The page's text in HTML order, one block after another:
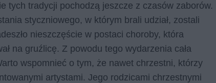
tych tradycji pochodzą jeszcze z czasów zaborów.
styczniowego, w którym brali udział, zostali
nieszczęście w postaci choroby, która
na gruźlicę. Z powodu tego wydarzenia cała
wspomnieć o tym, że nawet chrzestni, którzy
artystami. Jego rodzicami chrzestnymi